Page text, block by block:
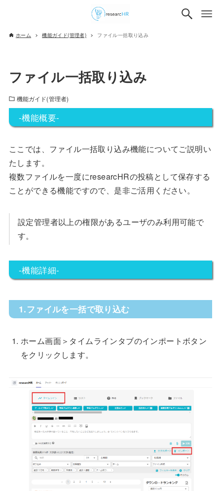
ホーム 機能ガイド(管理者) ファイル一括取り込み
ファイル一括取り込み
機能ガイド(管理者)
-機能概要-
ここでは、ファイル一括取り込み機能についてご説明い
たします。
複数ファイルを一度にresearcHRの投稿として保存する
ことができる機能ですので、是非ご活用ください。
設定管理者以上の権限があるユーザのみ利用可能で
す。
-機能詳細-
1.ファイルを一括で取り込む
ホーム画面＞タイムラインタブのインポートボタン
をクリックします。